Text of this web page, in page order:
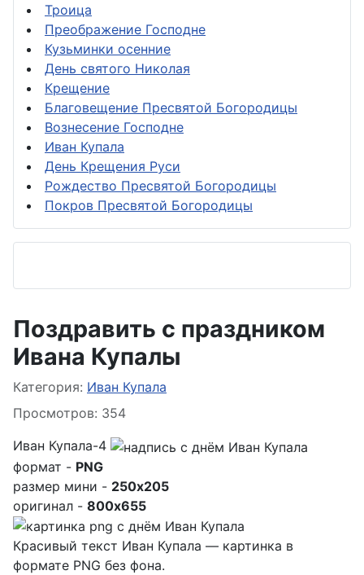
Троица
Преображение Господне
Кузьминки осенние
День святого Николая
Крещение
Благовещение Пресвятой Богородицы
Вознесение Господне
Иван Купала
День Крещения Руси
Рождество Пресвятой Богородицы
Покров Пресвятой Богородицы
Поздравить с праздником
Ивана Купалы
Информация о материале
Категория: Иван Купала
Просмотров: 354
Иван Купала-4
формат - PNG
размер мини - 250x205
оригинал - 800x655
Красивый текст Иван Купала — картинка в
формате PNG без фона.